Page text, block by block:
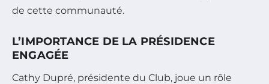
de cette communauté.
L’IMPORTANCE DE LA PRÉSIDENCE
ENGAGÉE
Cathy Dupré, présidente du Club, joue un rôle